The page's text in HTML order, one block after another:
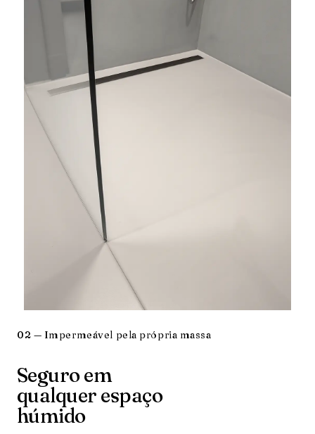
02 — Impermeável pela própria massa
Seguro em
qualquer espaço
húmido